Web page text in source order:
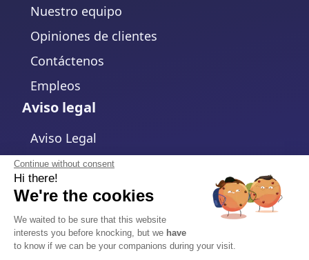
Continue without consent
Hi there!
We're the cookies
We waited to be sure that this website
interests you before knocking, but we have
to know if we can be your companions during your visit.
Nuestro equipo
Opiniones de clientes
Contáctenos
Empleos
Aviso legal
Aviso Legal
Política de Privacidad
Política de cookies
Cambiar la configuración de cookies
Términos y Condiciones